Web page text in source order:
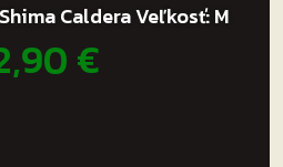
Caldera Veľkosť: M
€